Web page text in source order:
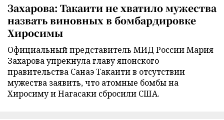
Захарова: Такаити не хватило мужества
назвать виновных в бомбардировке
Хиросимы
Официальный представитель МИД России Мария
Захарова упрекнула главу японского
правительства Санаэ Такаити в отсутствии
мужества заявить, что атомные бомбы на
Хиросиму и Нагасаки сбросили США.